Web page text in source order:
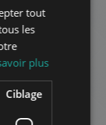
AJOUTER À LA LISTE
ITALIAN
RUSSIAN
ARABIC
tout
les
plus
Ciblage